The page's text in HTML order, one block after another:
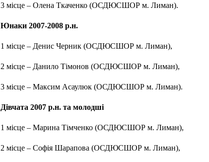
3 місце – Олена Ткаченко (ОСДЮСШОР м. Лиман).
Юнаки 2007-2008 р.н.
1 місце – Денис Черник (ОСДЮСШОР м. Лиман),
2 місце – Данило Тімонов (ОСДЮСШОР м. Лиман),
3 місце – Максим Асаулюк (ОСДЮСШОР м. Лиман).
Дівчата 2007 р.н. та молодші
1 місце – Марина Тімченко (ОСДЮСШОР м. Лиман),
2 місце – Софія Шарапова (ОСДЮСШОР м. Лиман),